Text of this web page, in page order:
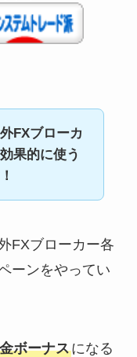
FXブローカ
果的に使う
FXブローカー各
ーンをやってい
ボーナスになる